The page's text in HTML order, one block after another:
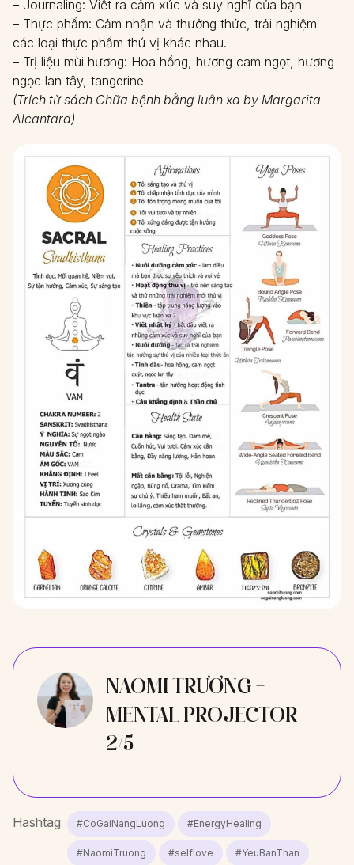
– Journaling: Viết ra cảm xúc và suy nghĩ của bạn
– Thực phẩm: Cảm nhận và thưởng thức, trải nghiệm
các loại thực phẩm thú vị khác nhau.
– Trị liệu mùi hương: Hoa hồng, hương cam ngọt, hương
ngọc lan tây, tangerine
(Trích từ sách Chữa bệnh bằng luân xa by Margarita
Alcantara)
NAOMI TRƯƠNG -
MENTAL PROJECTOR
2/5
Hashtag #CoGaiNangLuong #EnergyHealing
#NaomiTruong #selflove #YeuBanThan